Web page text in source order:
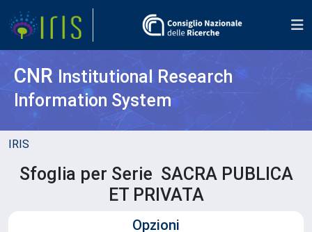
CNR Institutional Research
Information System
IRIS
Sfoglia per Serie SACRA PUBLICA
ET PRIVATA
Opzioni